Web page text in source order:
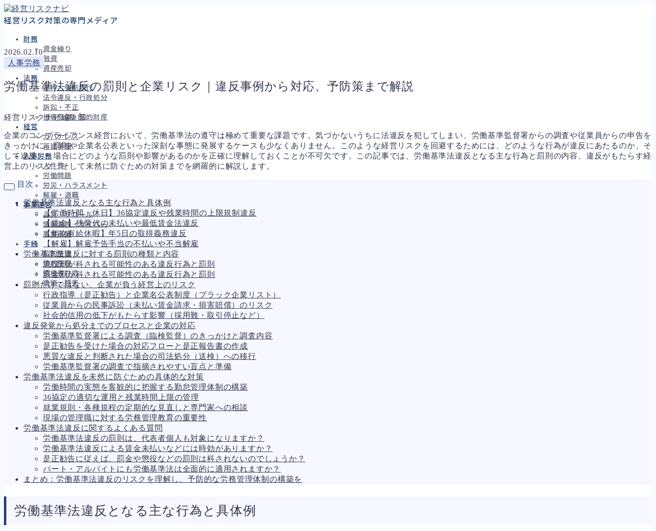
経営リスク対策の専門メディア
財務
資金繰り
融資
資産売却
法務
差押・強制執行
法令違反・行政処分
訴訟・不正
損害賠償・知的財産
経営
ガバナンス
再建準備
人事労務
人件費
労働問題
労災・ハラスメント
解雇・退職
事業運営
品質・リコール
情報漏洩・サイバー
事業再編
手続
私的整理
法的整理
債権者対応
換価・競売
財務655
資金繰り191
融資276
資産売却188
1,092
差押・強制執行226
法令違反・行政処分313
訴訟・不正280
損害賠償・知的財産273
157
ガバナンス90
再建準備67
人事労務557
人件費20
労働問題266
労災・ハラスメント144
解雇・退職127
品質・リコール48
情報漏洩・サイバー 257
2026.02.10
人事労務
労働基準法違反の罰則と企業リスク｜違反事例から対応、予防策まで解説
経営リスクナビ編集部
企業のコンプライアンス経営において、労働基準法の遵守は極めて重要な課題です。気づかないうちに法違反を犯してしまい、労働基準監督署からの調査や従業員からの申告を
きっかけに、罰則や企業名公表といった深刻な事態に発展するケースも少なくありません。このような経営リスクを回避するためには、どのような行為が違反にあたるのか、そ
して違反した場合にどのような罰則や影響があるのかを正確に理解しておくことが不可欠です。この記事では、労働基準法違反となる主な行為と罰則の内容、違反がもたらす経
営上のリスク、そして未然に防ぐための対策までを網羅的に解説します。
目次
労働基準法違反となる主な行為と具体例
【労働時間・休日】36協定違反や残業時間の上限規制違反
【賃金】残業代の未払いや最低賃金法違反
【年次有給休暇】年5日の取得義務違反
【解雇】解雇予告手当の不払いや不当解雇
労働基準法違反に対する罰則の種類と内容
懲役刑が科される可能性のある違反行為と罰則
罰金刑が科される可能性のある違反行為と罰則
罰則だけではない、企業が負う経営上のリスク
行政指導（是正勧告）と企業名公表制度（ブラック企業リスト）
従業員からの民事訴訟（未払い賃金請求・損害賠償）のリスク
社会的信用の低下がもたらす影響（採用難・取引停止など）
違反発覚から処分までのプロセスと企業の対応
労働基準監督署による調査（臨検監督）のきっかけと調査内容
是正勧告を受けた場合の対応フローと是正報告書の作成
悪質な違反と判断された場合の司法処分（送検）への移行
労働基準監督署の調査で指摘されやすい盲点と準備
労働基準法違反を未然に防ぐための具体的な対策
労働時間の実態を客観的に把握する勤怠管理体制の構築
36協定の適切な運用と残業時間上限の管理
就業規則・各種規程の定期的な見直しと専門家への相談
現場の管理職に対する労務管理教育の重要性
労働基準法違反に関するよくある質問
労働基準法違反の罰則は、代表者個人も対象になりますか？
労働基準法違反による賃金未払いなどには時効がありますか？
是正勧告に従えば、罰金や懲役などの罰則は科されないのでしょうか？
パート・アルバイトにも労働基準法は全面的に適用されますか？
まとめ：労働基準法違反のリスクを理解し、予防的な労務管理体制の構築を
労働基準法違反となる主な行為と具体例